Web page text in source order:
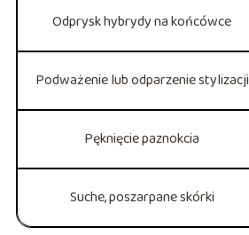
Odprysk hybrydy na końcówce
Podważenie lub odparzenie stylizacji
Pęknięcie paznokcia
Suche, poszarpane skórki